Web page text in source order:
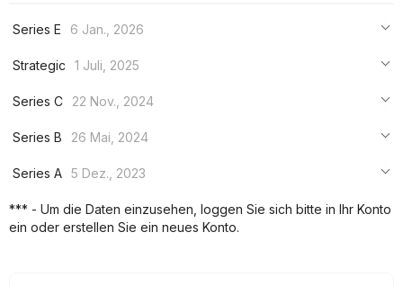
Series E
6 Jan., 2026
***
Strategic
1 Juli, 2025
***
Series C
22 Nov., 2024
***
Series B
26 Mai, 2024
***
Series A 5 Dez., 2023
***
*** - Um die Daten einzusehen, loggen Sie sich bitte in Ihr Konto
ein oder erstellen Sie ein neues Konto.